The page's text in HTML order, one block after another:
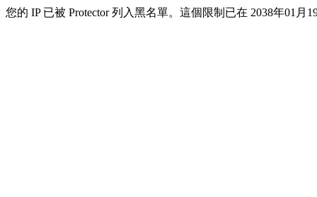
您的 IP 已被 Protector 列入黑名單。這個限制已在 2038年01月